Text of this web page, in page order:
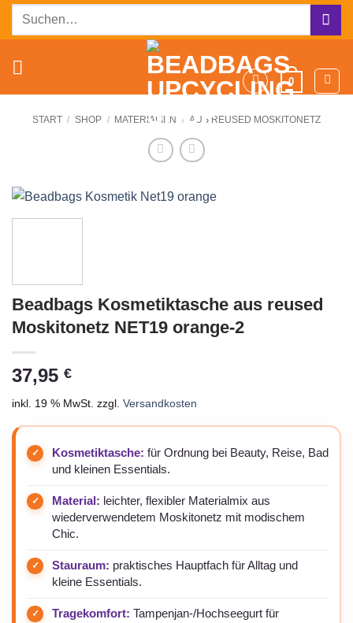
ZumSuchen
0
START / SHOP / MATERIALIEN / AUS REUSED MOSKITONETZ
Beadbags Kosmetiktasche aus reused
Moskitonetz NET19 orange-2
37,95 €
inkl. 19 % MwSt. zzgl. Versandkosten
Kosmetiktasche: für Ordnung bei Beauty, Reise, Bad
und kleinen Essentials.
Material: leichter, flexibler Materialmix aus
wiederverwendetem Moskitonetz mit modischem
Chic.
Stauraum: praktisches Hauptfach für Alltag und
kleine Essentials.
Tragekomfort: Tampenjan-/Hochseegurt für